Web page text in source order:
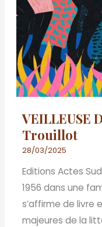
VEILLEUSE
Trouillot
28/03/2025
Editions Actes
1956 dans une
s’affirme de livre
majeures de la